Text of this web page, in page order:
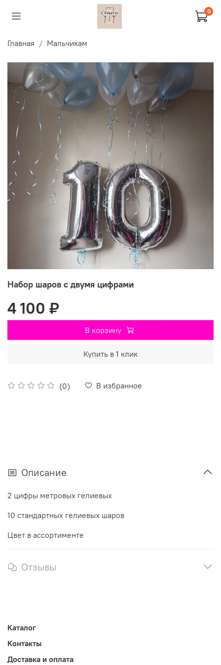
0
Главная Мальчикам
Набор шаров с двумя цифрами
(0) В избранное
4 100 ₽
В корзину
Купить в 1 клик
Описание
2 цифры метровых гелиевых
10 стандартных гелиевых шаров
Цвет в ассортименте
Отзывы
Каталог
Контакты
Доставка и оплата